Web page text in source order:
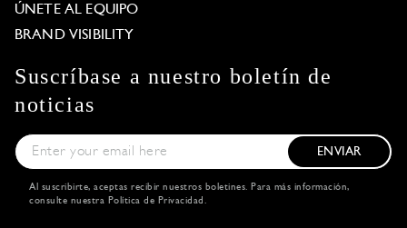
ÚNETE AL EQUIPO
BRAND VISIBILITY
Suscríbase a nuestro boletín de
noticias
ENVIAR
Al suscribirte, aceptas recibir nuestros boletines. Para más información,
consulte nuestra Política de Privacidad .